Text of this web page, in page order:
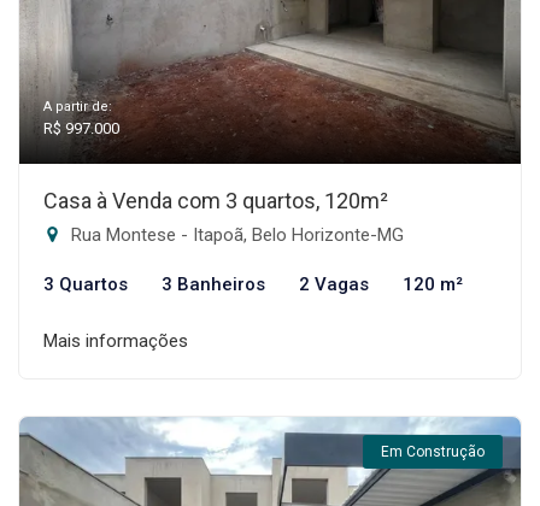
A partir de:
R$ 997.000
Casa à Venda com 3 quartos, 120m²
Rua Montese - Itapoã, Belo Horizonte-MG
3 Quartos 3 Banheiros 2 Vagas 120 m²
Mais informações
Em Construção